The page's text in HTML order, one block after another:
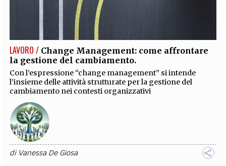
LAVORO / Change Management: come affrontare
la gestione del cambiamento.
Con l’espressione “change management” si intende
l’insieme delle attività strutturate per la gestione del
cambiamento nei contesti organizzativi
di Vanessa De Giosa